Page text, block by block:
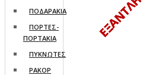
ΠΟΔΑΡΑΚΙΑ
ΠΟΡΤΕΣ-
ΠΟΡΤΑΚΙΑ
ΠΥΚΝΩΤΕΣ
ΡΑΚΟΡ